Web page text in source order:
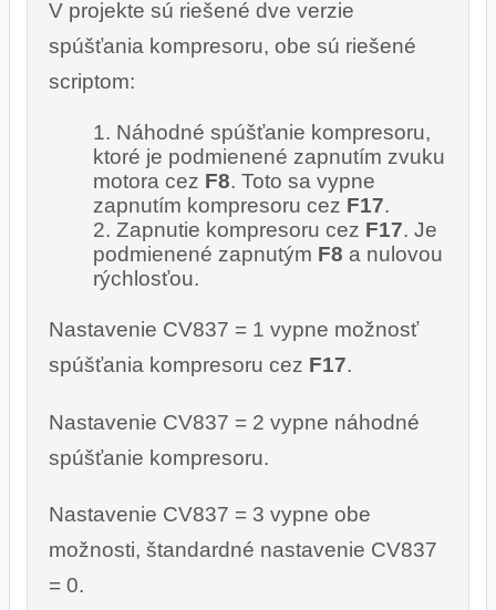
V projekte sú riešené dve verzie
spúšťania kompresoru, obe sú riešené
scriptom:
Náhodné spúšťanie kompresoru,
ktoré je podmienené zapnutím zvuku
motora cez F8. Toto sa vypne
zapnutím kompresoru cez F17.
Zapnutie kompresoru cez F17. Je
podmienené zapnutým F8 a nulovou
rýchlosťou.
Nastavenie CV837 = 1 vypne možnosť
spúšťania kompresoru cez F17.
Nastavenie CV837 = 2 vypne náhodné
spúšťanie kompresoru.
Nastavenie CV837 = 3 vypne obe
možnosti, štandardné nastavenie CV837
= 0.